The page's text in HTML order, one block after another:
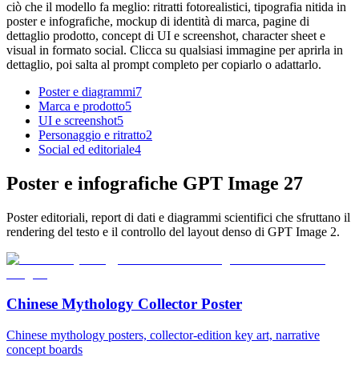
ciò che il modello fa meglio: ritratti fotorealistici, tipografia nitida in
poster e infografiche, mockup di identità di marca, pagine di
dettaglio prodotto, concept di UI e screenshot, character sheet e
visual in formato social. Clicca su qualsiasi immagine per aprirla in
dettaglio, poi salta al prompt completo per copiarlo o adattarlo.
Poster e diagrammi7
Marca e prodotto5
UI e screenshot5
Personaggio e ritratto2
Social ed editoriale4
Poster e infografiche GPT Image 27
Poster editoriali, report di dati e diagrammi scientifici che sfruttano il
rendering del testo e il controllo del layout denso di GPT Image 2.
Chinese Mythology Collector Poster
Chinese mythology posters, collector-edition key art, narrative
concept boards